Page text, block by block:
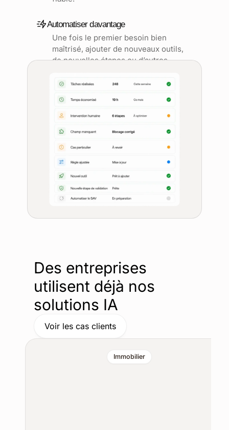
Automatiser davantage
Une fois le premier besoin bien
maîtrisé, ajouter de nouveaux outils,
de nouvelles étapes ou d’autres
Des entreprises
utilisent déjà nos
solutions IA
Voir les cas clients
Immobilier